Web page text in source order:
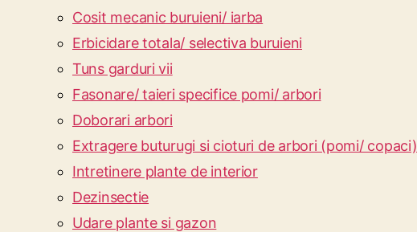
Cosit mecanic buruieni/ iarba
Erbicidare totala/ selectiva buruieni
Tuns garduri vii
Fasonare/ taieri specifice pomi/ arbori
Doborari arbori
Extragere buturugi si cioturi de arbori (pomi/ copaci)
Intretinere plante de interior
Dezinsectie
Udare plante si gazon